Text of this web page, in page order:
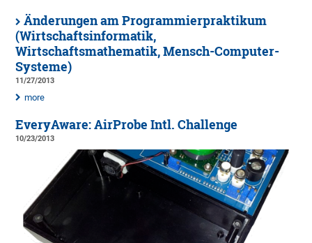
Änderungen am Programmierpraktikum
(Wirtschaftsinformatik,
Wirtschaftsmathematik, Mensch-Computer-
Systeme)
11/27/2013
more
EveryAware: AirProbe Intl. Challenge
10/23/2013